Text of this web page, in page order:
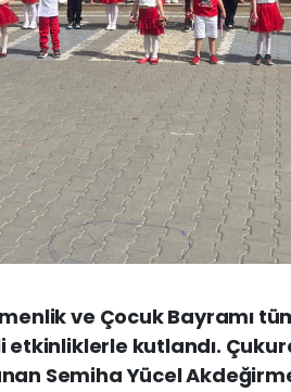
ve Çocuk Bayramı
etkinliklerle kutlandı.
Semiha Yücel